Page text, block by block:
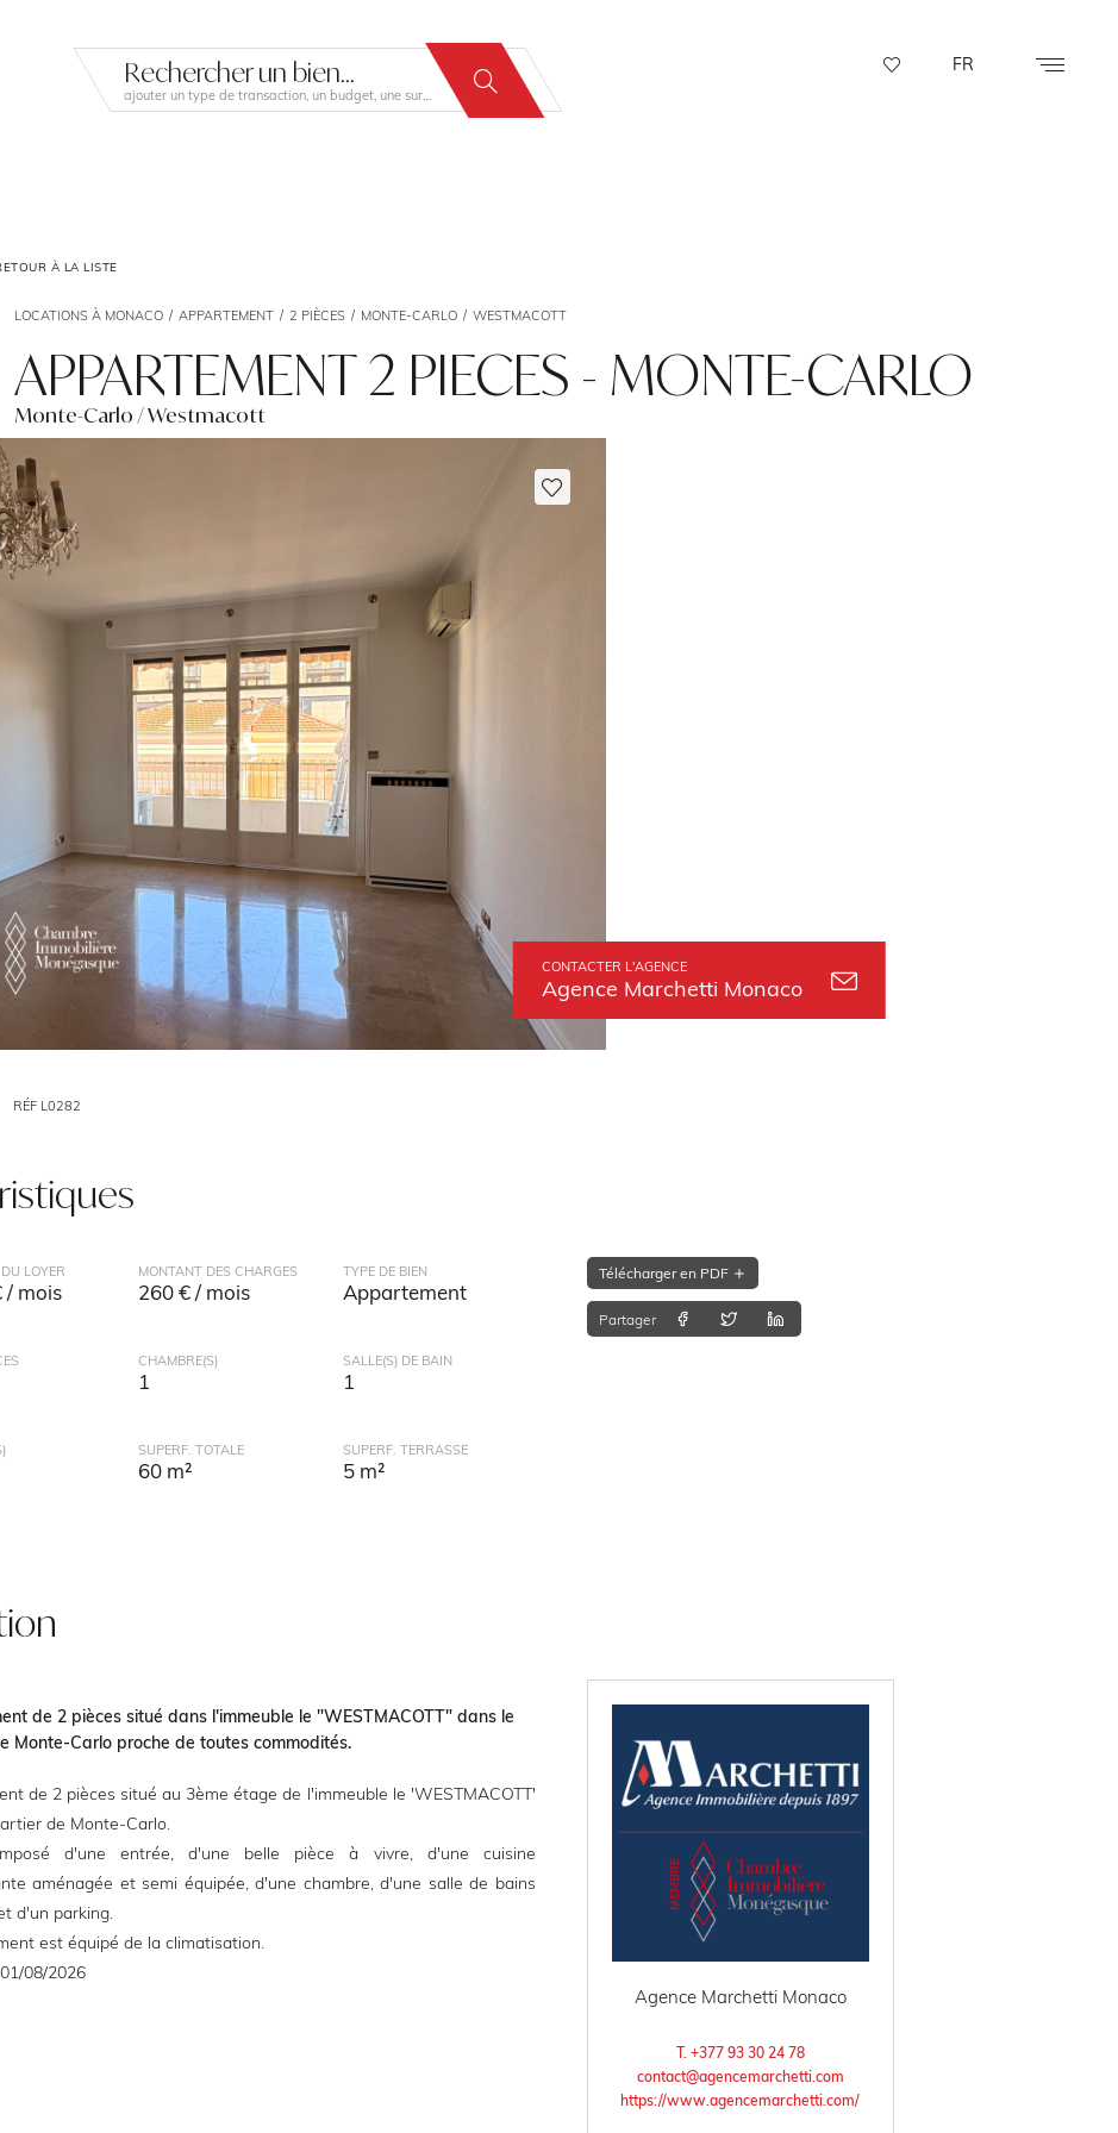
FR
Rechercher un bien...
À LA LISTE
LOCATIONS À MONACO APPARTEMENT 2 PIÈCES MONTE-CARLO WESTMACOTT
APPARTEMENT 2 PIECES - MONTE-CARLO
Monte-Carlo / Westmacott
CONTACTER L'AGENCE
Agence Marchetti Monaco
RÉF L0282
LOYER
/ mois
MONTANT DES CHARGES
260 € / mois
TYPE DE BIEN
Appartement
CHAMBRE(S)
1
SALLE(S) DE BAIN
1
SUPERF. TOTALE
60 m²
SUPERF. TERRASSE
5 m²
Télécharger en PDF
Partager
de 2 pièces situé dans l'immeuble le "WESTMACOTT" dans le
Monte-Carlo proche de toutes commodités.
de 2 pièces situé au 3ème étage de l'immeuble le 'WESTMACOTT'
de Monte-Carlo.
d'une entrée, d'une belle pièce à vivre, d'une cuisine
aménagée et semi équipée, d'une chambre, d'une salle de bains
d'un parking.
est équipé de la climatisation.
08/2026
Agence Marchetti Monaco
T. +377 93 30 24 78
contact@agencemarchetti.com
https://www.agencemarchetti.com/